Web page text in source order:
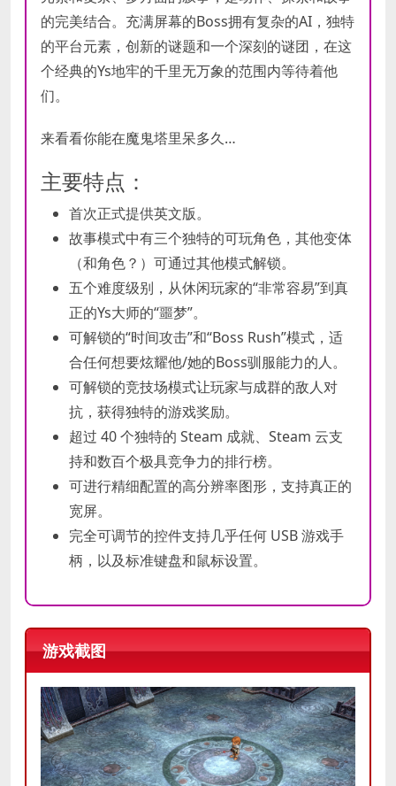
的完美结合。充满屏幕的Boss拥有复杂的AI，独特
的平台元素，创新的谜题和一个深刻的谜团，在这
个经典的Ys地牢的千里无万象的范围内等待着他
们。
来看看你能在魔鬼塔里呆多久…
主要特点：
首次正式提供英文版。
故事模式中有三个独特的可玩角色，其他变体
（和角色？）可通过其他模式解锁。
五个难度级别，从休闲玩家的“非常容易”到真
正的Ys大师的“噩梦”。
可解锁的“时间攻击”和“Boss Rush”模式，适
合任何想要炫耀他/她的Boss驯服能力的人。
可解锁的竞技场模式让玩家与成群的敌人对
抗，获得独特的游戏奖励。
超过 40 个独特的 Steam 成就、Steam 云支
持和数百个极具竞争力的排行榜。
可进行精细配置的高分辨率图形，支持真正的
宽屏。
完全可调节的控件支持几乎任何 USB 游戏手
柄，以及标准键盘和鼠标设置。
游戏截图